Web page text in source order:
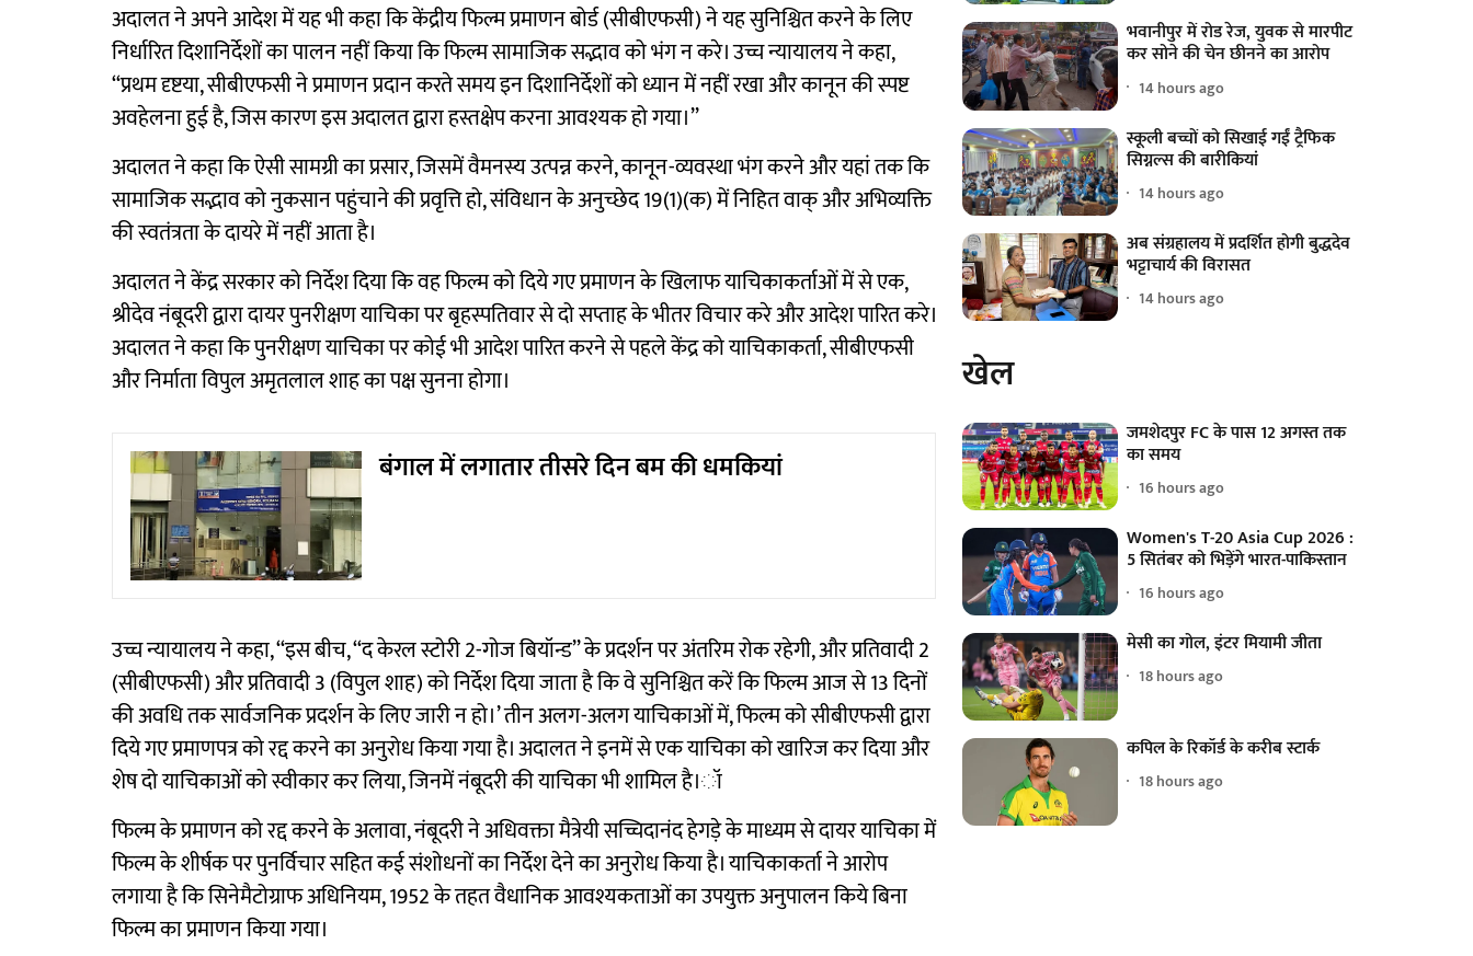
अदालत ने अपने आदेश में यह भी कहा कि केंद्रीय फिल्म प्रमाणन बोर्ड (सीबीएफसी) ने यह सुनिश्चित करने के लिए
निर्धारित दिशानिर्देशों का पालन नहीं किया कि फिल्म सामाजिक सद्भाव को भंग न करे। उच्च न्यायालय ने कहा,
‘‘प्रथम दृष्टया, सीबीएफसी ने प्रमाणन प्रदान करते समय इन दिशानिर्देशों को ध्यान में नहीं रखा और कानून की स्पष्ट
अवहेलना हुई है, जिस कारण इस अदालत द्वारा हस्तक्षेप करना आवश्यक हो गया।’’
अदालत ने कहा कि ऐसी सामग्री का प्रसार, जिसमें वैमनस्य उत्पन्न करने, कानून-व्यवस्था भंग करने और यहां तक ​​कि
सामाजिक सद्भाव को नुकसान पहुंचाने की प्रवृत्ति हो, संविधान के अनुच्छेद 19(1)(क) में निहित वाक् और अभिव्यक्ति
की स्वतंत्रता के दायरे में नहीं आता है।
अदालत ने केंद्र सरकार को निर्देश दिया कि वह फिल्म को दिये गए प्रमाणन के खिलाफ याचिकाकर्ताओं में से एक,
श्रीदेव नंबूदरी द्वारा दायर पुनरीक्षण याचिका पर बृहस्पतिवार से दो सप्ताह के भीतर विचार करे और आदेश पारित करे।
अदालत ने कहा कि पुनरीक्षण याचिका पर कोई भी आदेश पारित करने से पहले केंद्र को याचिकाकर्ता, सीबीएफसी
और निर्माता विपुल अमृतलाल शाह का पक्ष सुनना होगा।
बंगाल में लगातार तीसरे दिन बम की धमकियां
उच्च न्यायालय ने कहा, ‘‘इस बीच, ‘‘द केरल स्टोरी 2-गोज बियॉन्ड’’ के प्रदर्शन पर अंतरिम रोक रहेगी, और प्रतिवादी 2
(सीबीएफसी) और प्रतिवादी 3 (विपुल शाह) को निर्देश दिया जाता है कि वे सुनिश्चित करें कि फिल्म आज से 13 दिनों
की अवधि तक सार्वजनिक प्रदर्शन के लिए जारी न हो।’ तीन अलग-अलग याचिकाओं में, फिल्म को सीबीएफसी द्वारा
दिये गए प्रमाणपत्र को रद्द करने का अनुरोध किया गया है। अदालत ने इनमें से एक याचिका को खारिज कर दिया और
शेष दो याचिकाओं को स्वीकार कर लिया, जिनमें नंबूदरी की याचिका भी शामिल है।ॉ
फिल्म के प्रमाणन को रद्द करने के अलावा, नंबूदरी ने अधिवक्ता मैत्रेयी सच्चिदानंद हेगड़े के माध्यम से दायर याचिका में
फिल्म के शीर्षक पर पुनर्विचार सहित कई संशोधनों का निर्देश देने का अनुरोध किया है। याचिकाकर्ता ने आरोप
लगाया है कि सिनेमैटोग्राफ अधिनियम, 1952 के तहत वैधानिक आवश्यकताओं का उपयुक्त अनुपालन किये बिना
फिल्म का प्रमाणन किया गया।
भवानीपुर में रोड रेज, युवक से मारपीट
कर सोने की चेन छीनने का आरोप
14 hours ago
स्कूली बच्चों को सिखाई गईं ट्रैफिक
सिग्नल्स की बारीकियां
14 hours ago
अब संग्रहालय में प्रदर्शित होगी बुद्धदेव
भट्टाचार्य की विरासत
14 hours ago
खेल
जमशेदपुर FC के पास 12 अगस्त तक
का समय
16 hours ago
Women's T-20 Asia Cup 2026 :
5 सितंबर को भिड़ेंगे भारत-पाकिस्तान
16 hours ago
मेसी का गोल, इंटर मियामी जीता
18 hours ago
कपिल के रिकॉर्ड के करीब स्टार्क
18 hours ago